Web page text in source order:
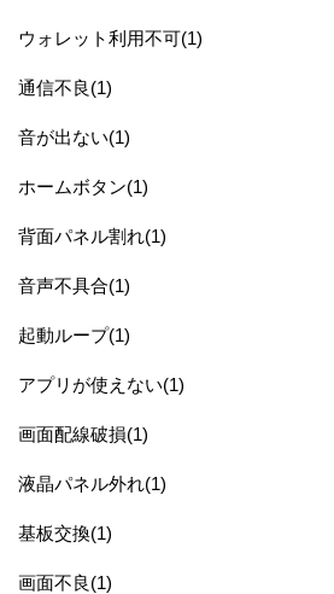
ウォレット利用不可(1)
通信不良(1)
音が出ない(1)
ホームボタン(1)
背面パネル割れ(1)
音声不具合(1)
起動ループ(1)
アプリが使えない(1)
画面配線破損(1)
液晶パネル外れ(1)
基板交換(1)
画面不良(1)